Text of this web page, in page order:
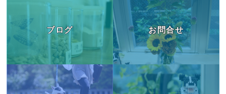
ブログ お問合せ